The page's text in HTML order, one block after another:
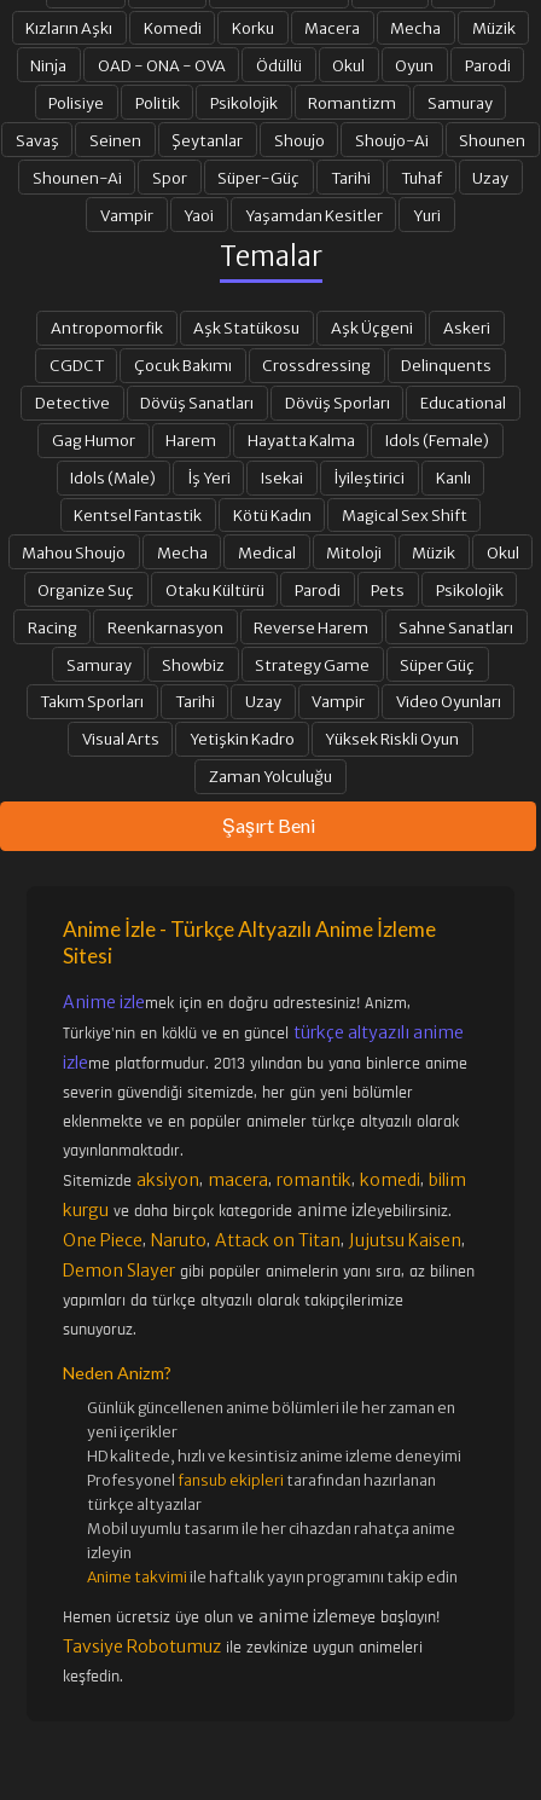
Kızların Aşkı
Komedi Korku Macera Mecha
Müzik
Ninja
OAD - ONA - OVA Ödüllü Okul Oyun
Parodi
Polisiye
Politik Psikolojik Romantizm
Samuray
Savaş
Seinen Şeytanlar Shoujo Shoujo-Ai
Shounen
Shounen-Ai
Spor Süper-Güç Tarihi Tuhaf
Uzay
Vampir
Yaoi Yaşamdan Kesitler Yuri
Temalar
Antropomorfik Aşk Statükosu Aşk Üçgeni
Askeri
CGDCT
Çocuk Bakımı Crossdressing
Delinquents
Detective
Dövüş Sanatları Dövüş Sporları
Educational
Gag Humor
Harem Hayatta Kalma
Idols (Female)
Idols (Male)
İş Yeri Isekai İyileştirici
Kanlı
Kentsel Fantastik
Kötü Kadın
Magical Sex Shift
Mahou Shoujo
Mecha Medical Mitoloji Müzik
Okul
Organize Suç
Otaku Kültürü Parodi Pets
Psikolojik
Racing
Reenkarnasyon Reverse Harem
Sahne Sanatları
Samuray
Showbiz Strategy Game
Süper Güç
Takım Sporları
Tarihi Uzay Vampir
Video Oyunları
Visual Arts
Yetişkin Kadro
Yüksek Riskli Oyun
Zaman Yolculuğu
Şaşırt Beni
Anime İzle - Türkçe Altyazılı Anime İzleme
Sitesi
Anime izlemek için en doğru adrestesiniz! Anizm,
Türkiye'nin en köklü ve en günceltürkçe altyazılı anime
izleme platformudur. 2013 yılından bu yana binlerce anime
severin güvendiği sitemizde, her gün yeni bölümler
eklenmekte ve en popüler animeler türkçe altyazılı olarak
yayınlanmaktadır.
Sitemizdeaksiyon, macera,romantik, komedi, bilim
kurgu ve daha birçok kategoride anime izleyebilirsiniz.
One Piece, Naruto,Attack on Titan, Jujutsu Kaisen,
Demon Slayer gibi popüler animelerin yanı sıra, az bilinen
yapımları da türkçe altyazılı olarak takipçilerimize
sunuyoruz.
Neden Anizm?
Günlük güncellenen anime bölümleri ile her zaman en
yeni içerikler
HD kalitede, hızlı ve kesintisiz anime izleme deneyimi
Profesyonelfansub ekipleri tarafından hazırlanan
türkçe altyazılar
Mobil uyumlu tasarım ile her cihazdan rahatça anime
izleyin
Anime takvimi ile haftalık yayın programını takip edin
Hemen ücretsiz üye olun ve anime izlemeye başlayın!
Tavsiye Robotumuz ile zevkinize uygun animeleri
keşfedin.